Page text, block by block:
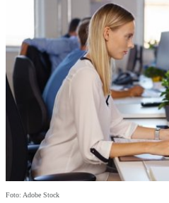
Foto: Adobe Stock